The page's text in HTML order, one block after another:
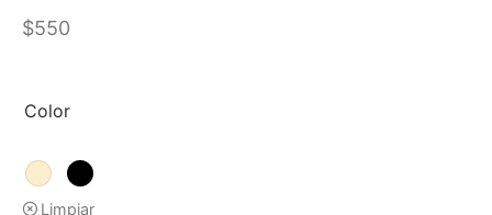
$550
Color
Limpiar